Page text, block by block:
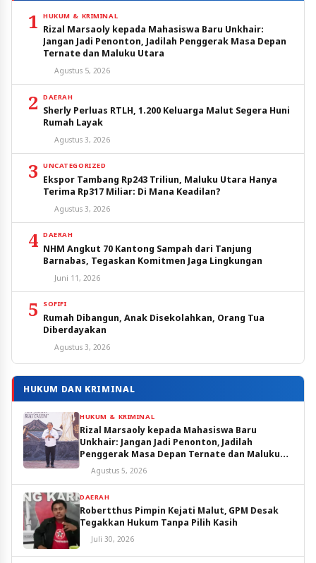
1 HUKUM & KRIMINAL
Rizal Marsaoly kepada Mahasiswa Baru Unkhair:
Jangan Jadi Penonton, Jadilah Penggerak Masa Depan
Ternate dan Maluku Utara
Agustus 5, 2026
2 DAERAH
Sherly Perluas RTLH, 1.200 Keluarga Malut Segera Huni
Rumah Layak
Agustus 3, 2026
3 UNCATEGORIZED
Ekspor Tambang Rp243 Triliun, Maluku Utara Hanya
Terima Rp317 Miliar: Di Mana Keadilan?
Agustus 3, 2026
4 DAERAH
NHM Angkut 70 Kantong Sampah dari Tanjung
Barnabas, Tegaskan Komitmen Jaga Lingkungan
Juni 11, 2026
5 SOFIFI
Rumah Dibangun, Anak Disekolahkan, Orang Tua
Diberdayakan
Agustus 3, 2026
HUKUM DAN KRIMINAL
HUKUM & KRIMINAL
Rizal Marsaoly kepada Mahasiswa Baru
Unkhair: Jangan Jadi Penonton, Jadilah
Penggerak Masa Depan Ternate dan Maluku
Utara
Agustus 5, 2026
DAERAH
Robertthus Pimpin Kejati Malut, GPM Desak
Tegakkan Hukum Tanpa Pilih Kasih
Juli 30, 2026